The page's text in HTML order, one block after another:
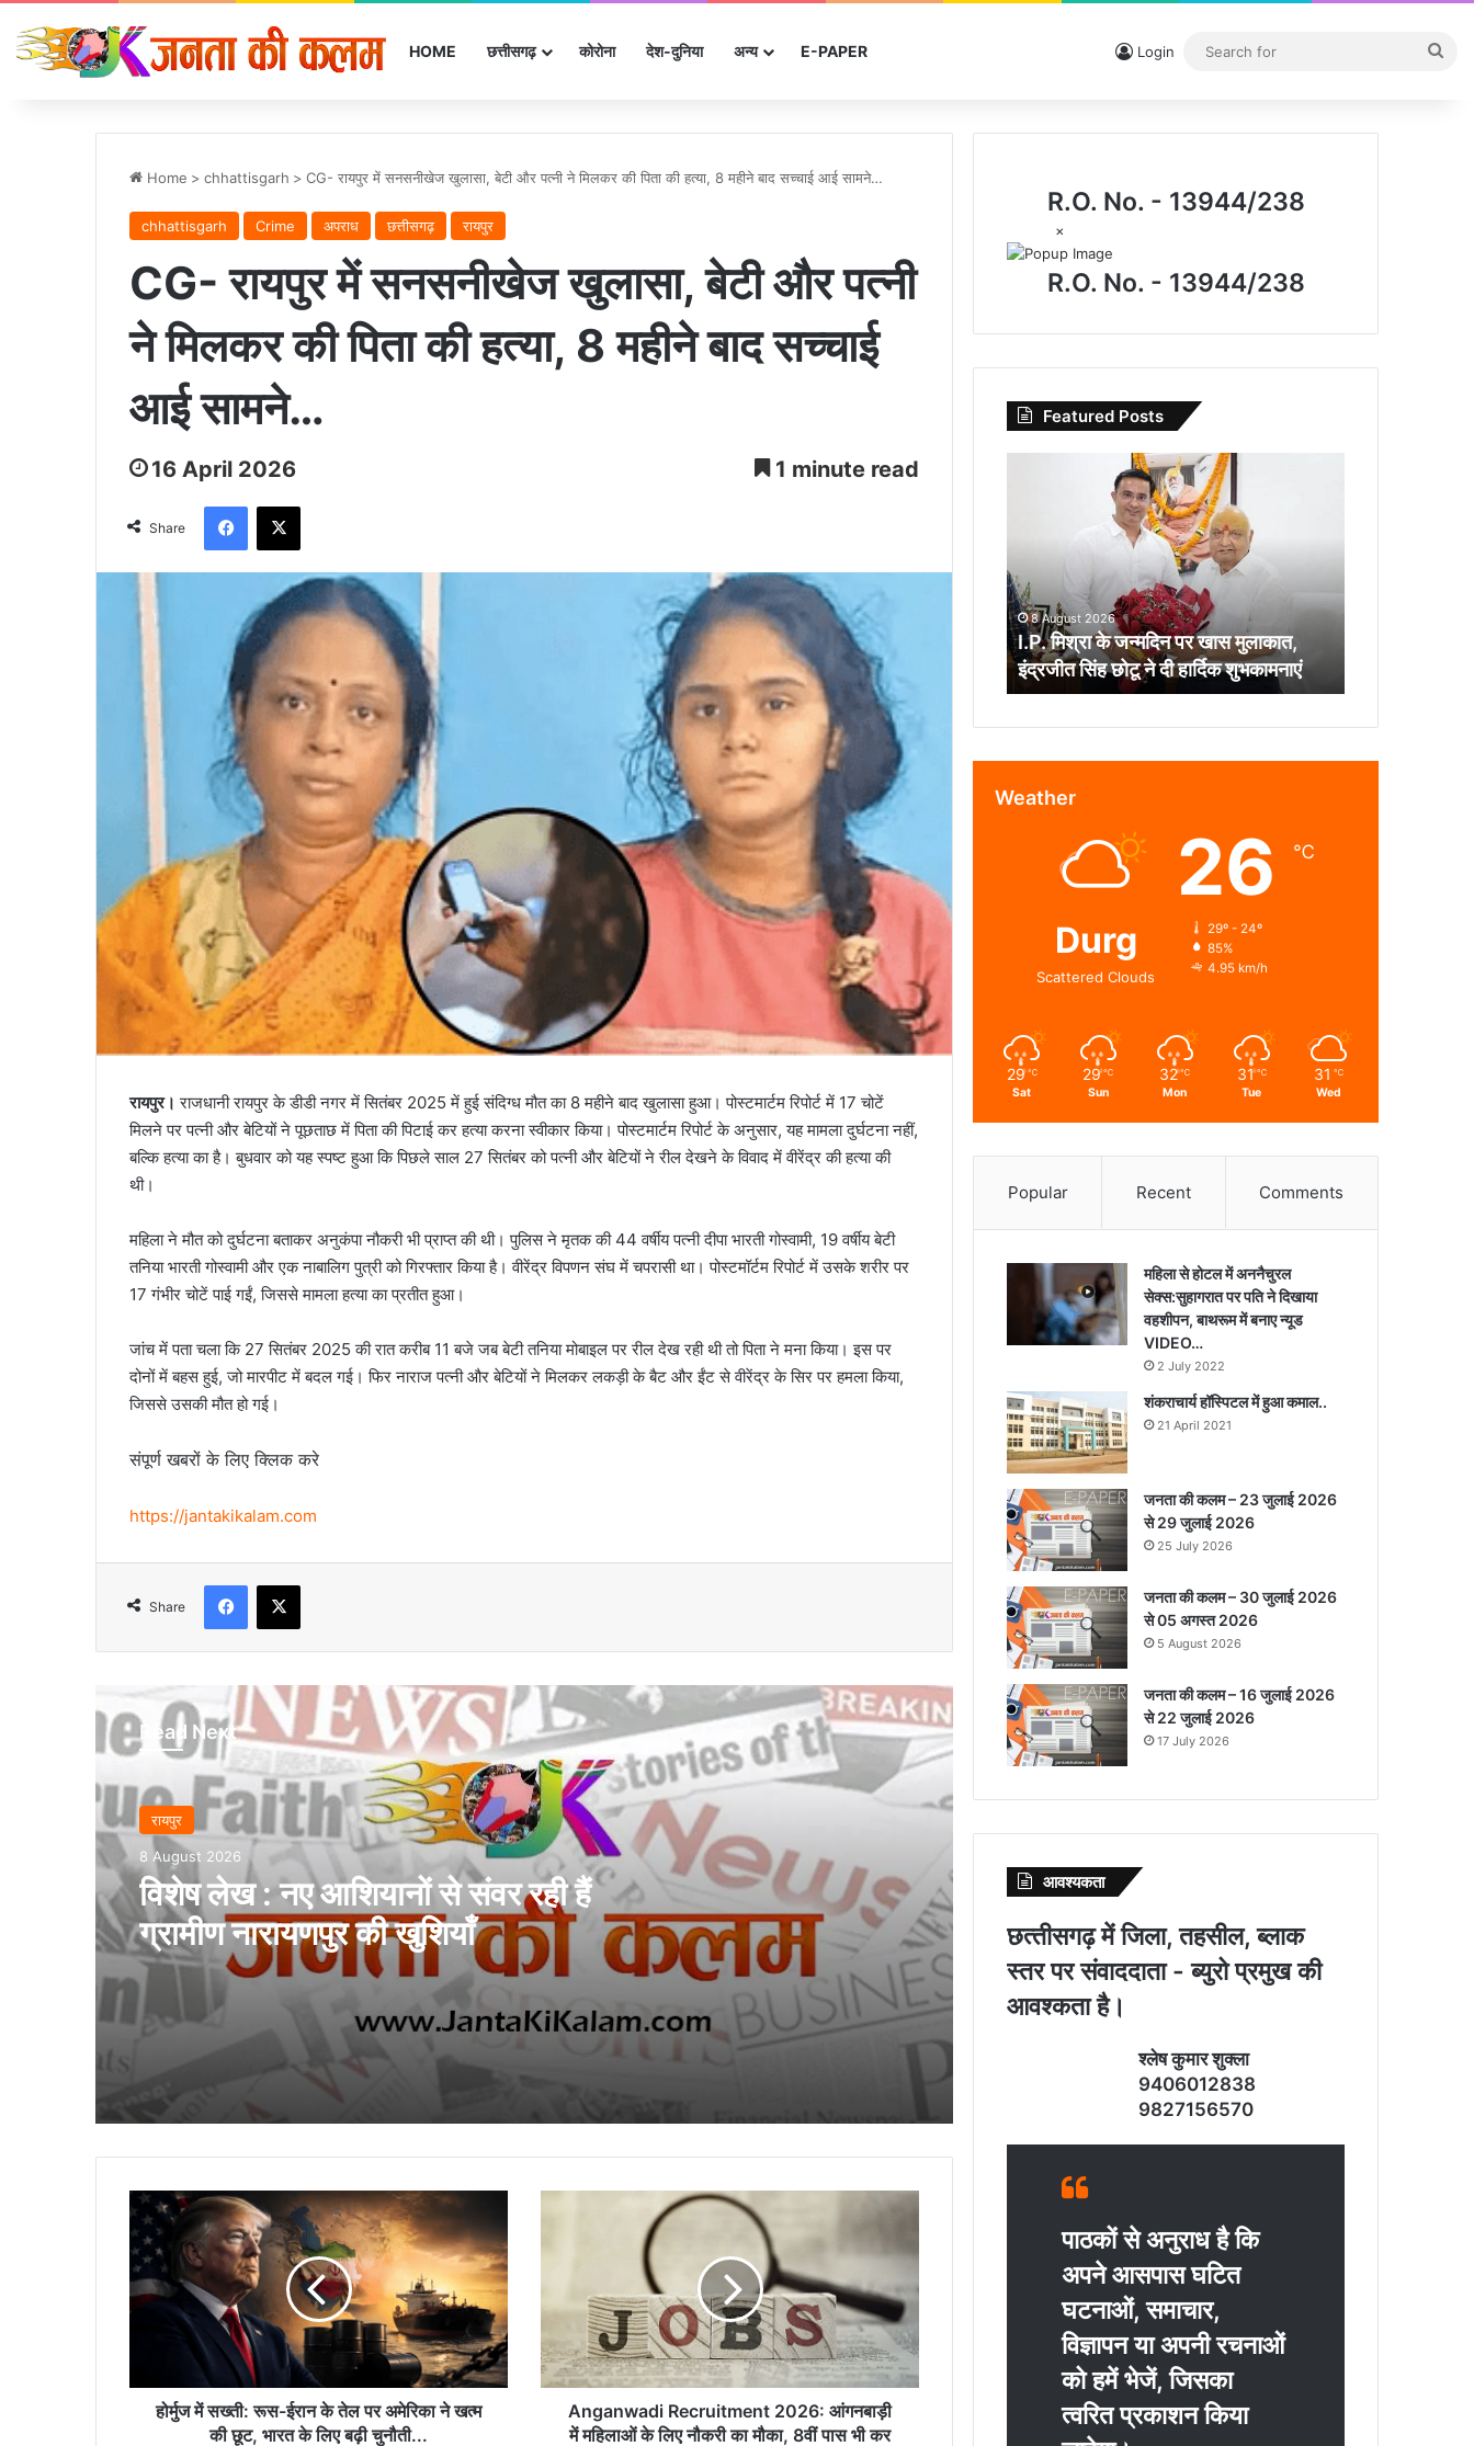
HOME छत्तीसगढ़ कोरोना देश-दुनिया अन्‍य E-PAPER Login
Home > chhattisgarh > CG- रायपुर में सनसनीखेज खुलासा, बेटी और पत्नी ने मिलकर की पिता की हत्या, 8 महीने बाद सच्चाई आई सामने…
chhattisgarh Crime अपराध छत्तीसगढ़ रायपुर
CG- रायपुर में सनसनीखेज खुलासा, बेटी और पत्नी
ने मिलकर की पिता की हत्या, 8 महीने बाद सच्चाई
आई सामने…
16 April 2026 1 minute read
Share
Facebook
X
रायपुर। राजधानी रायपुर के डीडी नगर में सितंबर 2025 में हुई संदिग्ध मौत का 8 महीने बाद खुलासा हुआ। पोस्टमार्टम रिपोर्ट में 17 चोटें
मिलने पर पत्नी और बेटियों ने पूछताछ में पिता की पिटाई कर हत्या करना स्वीकार किया। पोस्टमार्टम रिपोर्ट के अनुसार, यह मामला दुर्घटना नहीं,
बल्कि हत्या का है। बुधवार को यह स्पष्ट हुआ कि पिछले साल 27 सितंबर को पत्नी और बेटियों ने रील देखने के विवाद में वीरेंद्र की हत्या की
थी।
महिला ने मौत को दुर्घटना बताकर अनुकंपा नौकरी भी प्राप्त की थी। पुलिस ने मृतक की 44 वर्षीय पत्नी दीपा भारती गोस्वामी, 19 वर्षीय बेटी
तनिया भारती गोस्वामी और एक नाबालिग पुत्री को गिरफ्तार किया है। वीरेंद्र विपणन संघ में चपरासी था। पोस्टमॉर्टम रिपोर्ट में उसके शरीर पर
17 गंभीर चोटें पाई गईं, जिससे मामला हत्या का प्रतीत हुआ।
जांच में पता चला कि 27 सितंबर 2025 की रात करीब 11 बजे जब बेटी तनिया मोबाइल पर रील देख रही थी तो पिता ने मना किया। इस पर
दोनों में बहस हुई, जो मारपीट में बदल गई। फिर नाराज पत्नी और बेटियों ने मिलकर लकड़ी के बैट और ईंट से वीरेंद्र के सिर पर हमला किया,
जिससे उसकी मौत हो गई।
संपूर्ण खबरों के लिए क्लिक करे
https://jantakikalam.com
Share
Facebook
X
Read Next
रायपुर
8 August 2026
विशेष लेख : नए आशियानों से संवर रही हैं
ग्रामीण नारायणपुर की खुशियाँ
श्रमिक कल्याण के क्षेत्र में नई पहचान…
अग्रवाल के सवाल पर सरकार ने बताया- देश में 42
कोसा की चमक अब वैश्विक बाजार तक : मुख्यमंत्री
ने लॉन्च किया छत्तीसगढ़ का प्रीमियम हैंडलूम ब्रांड
‘कोशल फैब’
CG News: मेदांता अस्पताल पहुंचे सांसद बृजमोहन
अग्रवाल, BJP प्रदेश अध्यक्ष किरण सिंह देव से
जाना हालचाल
जागरूक हो रहे छत्तीसगढ़ के नागरिक: राष्ट्रीय
उपभोक्ता हेल्पलाइन पर शिकायतें 20,000 के पार,
100% मामलों का हुआ सफल निवारण – बृजमोहन
राजधानी की सुरक्षा और चाक-चौबंद कानून-व्यवस्था
के लिए सांसद बृजमोहन अग्रवाल ने मुख्यमंत्री एवं
मुख्यमंत्री विष्णु देव साय की अध्यक्षता में वन
फोर्स की पहली बैठक संपन्न
“छत्तीसगढ़ के कारीगर वैश्विक बाजार का नेतृत्व कर
सकते हैं” लोकसभा में सांसद बृजमोहन अग्रवाल
सिंचाई सुविधाओं के विस्तार, फसल विविधिकरण और
आधुनिक तकनीक से खेती बनेगी अधिक लाभकारी –
मुख्यमंत्री श्री साय
होर्मुज
सख्ती:
रूस-
ईरान
के
अमेरिका
होर्मुज में सख्ती: रूस-ईरान के तेल पर अमेरिका ने खत्म
की छूट, भारत के लिए बढ़ी चुनौती...
महिलाओं
लिए
नौकरी
मौका,
Anganwadi Recruitment 2026: आंगनबाड़ी
में महिलाओं के लिए नौकरी का मौका, 8वीं पास भी कर
R.O. No. - 13944/238
×
R.O. No. - 13944/238
Featured Posts
खास
मुलाकात,
इंद्रजीत
सिंह
छोटू
ने
शुभकामनाएं
8 August 2026
I.P. मिश्रा के जन्मदिन पर खास मुलाकात,
इंद्रजीत सिंह छोटू ने दी हार्दिक शुभकामनाएं
Weather
Durg
Scattered Clouds
26 ℃
29º - 24º
85%
4.95 km/h
29 ℃
Sat
29 ℃
Sun
32 ℃
Mon
31 ℃
Tue
31 ℃
Wed
Popular Recent Comments
महिला से होटल में अननैचुरल
सेक्स:सुहागरात पर पति ने दिखाया
वहशीपन, बाथरूम में बनाए न्यूड
VIDEO…
2 July 2022
शंकराचार्य हॉस्पिटल में हुआ कमाल..
21 April 2021
जनता की कलम – 23 जुलाई 2026
से 29 जुलाई 2026
25 July 2026
जनता की कलम – 30 जुलाई 2026
से 05 अगस्त 2026
5 August 2026
जनता की कलम – 16 जुलाई 2026
से 22 जुलाई 2026
17 July 2026
आवश्‍यकता
छत्‍तीसगढ़ में जिला, तहसील, ब्‍लाक
स्‍तर पर संवाददाता - ब्‍युरो प्रमुख की
आवश्‍कता है।
श्‍लेष कुमार शुक्‍ला
9406012838
9827156570
पाठकों से अनुराध है कि
अपने आसपास घटित
घटनाओं, समाचार,
विज्ञापन या अपनी रचनाओं
को हमें भेजें, जिसका
त्‍वरित प्रकाशन किया